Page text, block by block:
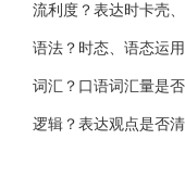
流利度？表达时卡壳
语法？时态、语态运
词汇？口语词汇量是
逻辑？表达观点是否